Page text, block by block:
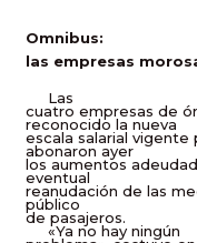
Omnibus:
las empresas
Las
cuatro empresas de
reconocido la nueva
escala salarial vigente
abonaron ayer
los aumentos
eventual
reanudación de las
público
de pasajeros.
«Ya no hay ningún